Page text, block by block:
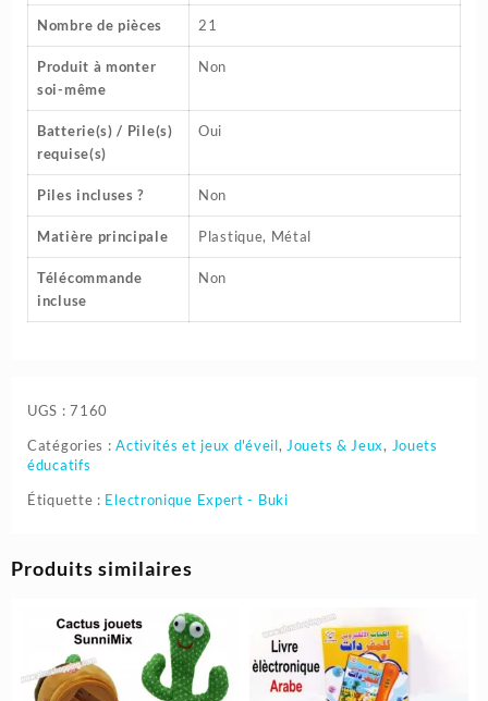
Nombre de pièces ‎21
Produit à monter
soi-même
‎Non
Batterie(s) / Pile(s)
requise(s)
‎Oui
Piles incluses ? ‎Non
Matière principale ‎Plastique, Métal
Télécommande
incluse
‎Non
UGS :7160
Catégories :Activités et jeux d'éveil, Jouets & Jeux, Jouets
éducatifs
Étiquette : Electronique Expert - Buki
Produits similaires